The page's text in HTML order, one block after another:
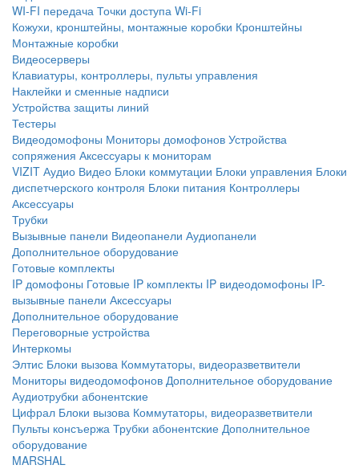
WI-FI передача Точки доступа Wi-Fi
Кожухи, кронштейны, монтажные коробки Кронштейны
Монтажные коробки
Видеосерверы
Клавиатуры, контроллеры, пульты управления
Наклейки и сменные надписи
Устройства защиты линий
Тестеры
Видеодомофоны Мониторы домофонов Устройства
сопряжения Аксессуары к мониторам
VIZIT Аудио Видео Блоки коммутации Блоки управления Блоки
диспетчерского контроля Блоки питания Контроллеры
Аксессуары
Трубки
Вызывные панели Видеопанели Аудиопанели
Дополнительное оборудование
Готовые комплекты
IP домофоны Готовые IP комплекты IP видеодомофоны IP-
вызывные панели Аксессуары
Дополнительное оборудование
Переговорные устройства
Интеркомы
Элтис Блоки вызова Коммутаторы, видеоразветвители
Мониторы видеодомофонов Дополнительное оборудование
Аудиотрубки абонентские
Цифрал Блоки вызова Коммутаторы, видеоразветвители
Пульты консъержа Трубки абонентские Дополнительное
оборудование
MARSHAL